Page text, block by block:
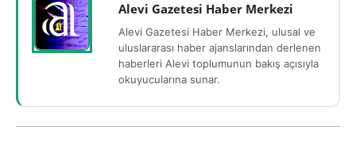
Alevi Gazetesi Haber Merkezi
Alevi Gazetesi Haber Merkezi, ulusal ve
uluslararası haber ajanslarından derlenen
haberleri Alevi toplumunun bakış açısıyla
okuyucularına sunar.